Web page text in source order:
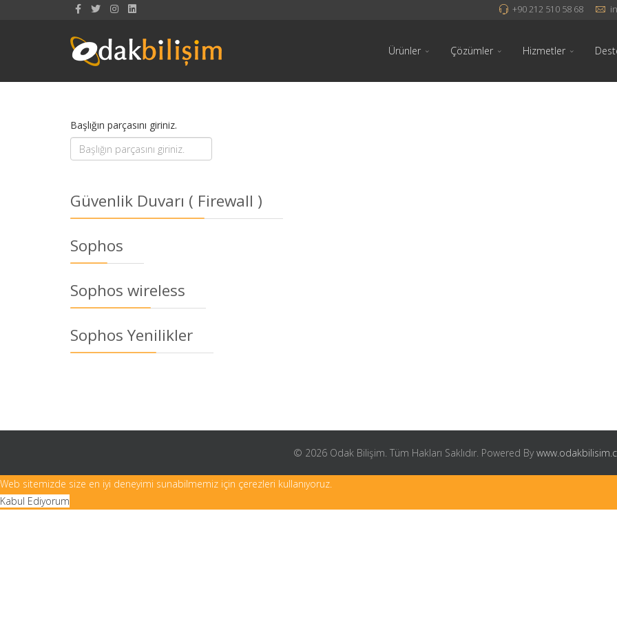
+90 212 510 58 68
Ürünler Çözümler Hizmetler
Başlığın parçasını giriniz.
Güvenlik Duvarı ( Firewall )
Sophos
Sophos wireless
Sophos Yenilikler
© 2026 Odak Bilişim. Tüm Hakları Saklıdır. Powered By
Web sitemizde size en iyi deneyimi sunabilmemiz için çerezleri kullanıyoruz.
Kabul Ediyorum